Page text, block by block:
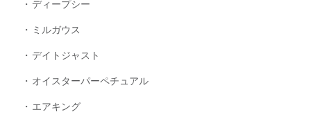
ディープシー
ミルガウス
デイトジャスト
オイスターパーペチュアル
エアキング